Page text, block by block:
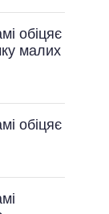
обіцяє
малих
обіцяє